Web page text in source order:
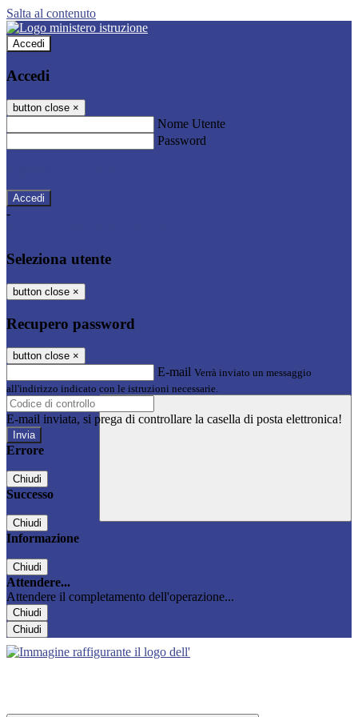
Salta al contenuto
Accedi
Accedi
button close ×
Nome Utente
Password
-
Seleziona utente
button close ×
Recupero password
button close ×
E-mail Verrà inviato un messaggio
all'indirizzo indicato con le istruzioni necessarie.
E-mail inviata, si prega di controllare la casella di posta elettronica!
Errore
Chiudi
Successo
Chiudi
Informazione
Chiudi
Attendere...
Attendere il completamento dell'operazione...
Chiudi
Chiudi